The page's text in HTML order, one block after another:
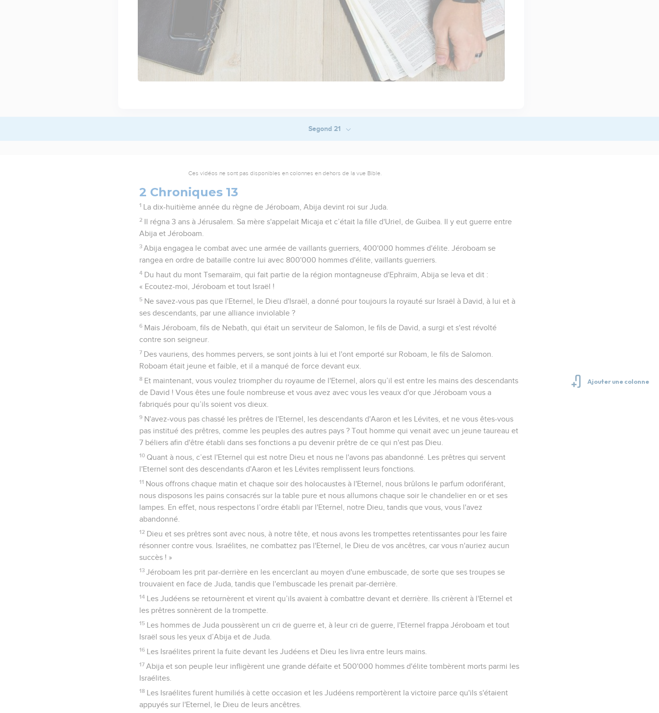
Segond 21
Ces vidéos ne sont pas disponibles en colonnes en dehors de la vue Bible.
2 Chroniques 13
1 La dix-huitième année du règne de Jéroboam, Abija devint roi sur Juda.
2
Il régna 3 ans à Jérusalem. Sa mère s'appelait Micaja et c’était la fille d'Uriel, de Guibea. Il y eut guerre entre
Abija et Jéroboam.
3 Abija engagea le combat avec une armée de vaillants guerriers, 400'000 hommes d'élite. Jéroboam se
rangea en ordre de bataille contre lui avec 800'000 hommes d'élite, vaillants guerriers.
4 Du haut du mont Tsemaraïm, qui fait partie de la région montagneuse d'Ephraïm, Abija se leva et dit :
« Ecoutez-moi, Jéroboam et tout Israël !
5 Ne savez-vous pas que l'Eternel, le Dieu d'Israël, a donné pour toujours la royauté sur Israël à David, à lui et à
ses descendants, par une alliance inviolable ?
6 Mais Jéroboam, fils de Nebath, qui était un serviteur de Salomon, le fils de David, a surgi et s'est révolté
contre son seigneur.
7 Des vauriens, des hommes pervers, se sont joints à lui et l'ont emporté sur Roboam, le fils de Salomon.
Roboam était jeune et faible, et il a manqué de force devant eux.
8 Et maintenant, vous voulez triompher du royaume de l'Eternel, alors qu’il est entre les mains des descendants
de David ! Vous êtes une foule nombreuse et vous avez avec vous les veaux d'or que Jéroboam vous a
fabriqués pour qu’ils soient vos dieux.
9 N'avez-vous pas chassé les prêtres de l'Eternel, les descendants d'Aaron et les Lévites, et ne vous êtes-vous
pas institué des prêtres, comme les peuples des autres pays ? Tout homme qui venait avec un jeune taureau et
7 béliers afin d'être établi dans ses fonctions a pu devenir prêtre de ce qui n'est pas Dieu.
10 Quant à nous, c’est l'Eternel qui est notre Dieu et nous ne l'avons pas abandonné. Les prêtres qui servent
l'Eternel sont des descendants d'Aaron et les Lévites remplissent leurs fonctions.
11 Nous offrons chaque matin et chaque soir des holocaustes à l'Eternel, nous brûlons le parfum odoriférant,
nous disposons les pains consacrés sur la table pure et nous allumons chaque soir le chandelier en or et ses
lampes. En effet, nous respectons l’ordre établi par l'Eternel, notre Dieu, tandis que vous, vous l'avez
abandonné.
12 Dieu et ses prêtres sont avec nous, à notre tête, et nous avons les trompettes retentissantes pour les faire
résonner contre vous. Israélites, ne combattez pas l'Eternel, le Dieu de vos ancêtres, car vous n'auriez aucun
succès ! »
13 Jéroboam les prit par-derrière en les encerclant au moyen d'une embuscade, de sorte que ses troupes se
trouvaient en face de Juda, tandis que l'embuscade les prenait par-derrière.
14
Les Judéens se retournèrent et virent qu’ils avaient à combattre devant et derrière. Ils crièrent à l'Eternel et
les prêtres sonnèrent de la trompette.
15
Les hommes de Juda poussèrent un cri de guerre et, à leur cri de guerre, l'Eternel frappa Jéroboam et tout
Israël sous les yeux d’Abija et de Juda.
16 Les Israélites prirent la fuite devant les Judéens et Dieu les livra entre leurs mains.
17 Abija et son peuple leur infligèrent une grande défaite et 500'000 hommes d'élite tombèrent morts parmi les
Israélites.
18
Les Israélites furent humiliés à cette occasion et les Judéens remportèrent la victoire parce qu'ils s'étaient
appuyés sur l'Eternel, le Dieu de leurs ancêtres.